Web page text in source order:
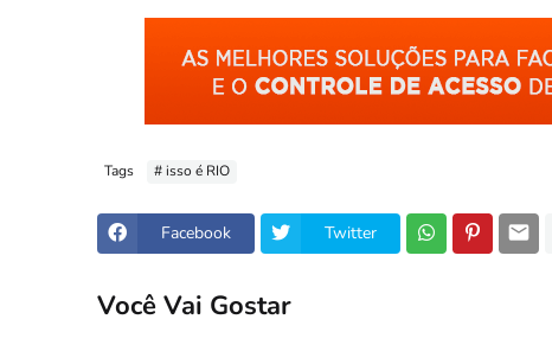
Tags # isso é RIO
Facebook Twitter
Você Vai Gostar